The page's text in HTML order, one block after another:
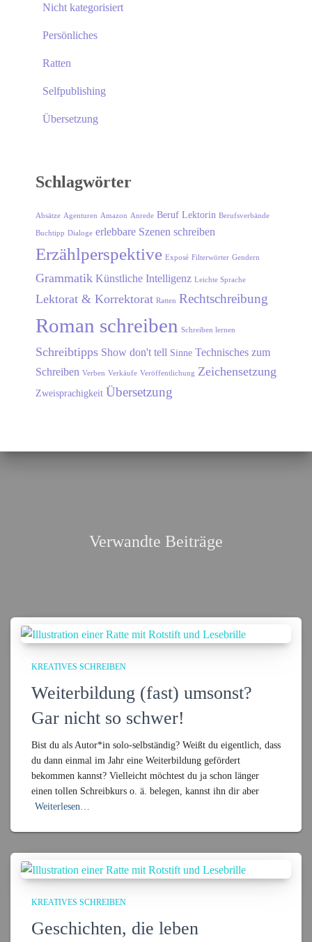
Nicht kategorisiert
Persönliches
Ratten
Selfpublishing
Übersetzung
Schlagwörter
Absätze Agenturen Amazon Anrede Beruf Lektorin Berufsverbände
Buchtipp Dialoge erlebbare Szenen schreiben
Erzählperspektive Exposé Filterwörter Gendern
Grammatik Künstliche Intelligenz Leichte Sprache
Lektorat & Korrektorat Ratten Rechtschreibung
Roman schreiben Schreiben lernen
Schreibtipps Show don't tell Sinne Technisches zum
Schreiben Verben Verkäufe Veröffentlichung Zeichensetzung
Zweisprachigkeit Übersetzung
Verwandte Beiträge
KREATIVES SCHREIBEN
Weiterbildung (fast) umsonst?
Gar nicht so schwer!
Bist du als Autor*in solo-selbständig? Weißt du eigentlich, dass
du dann einmal im Jahr eine Weiterbildung gefördert
bekommen kannst? Vielleicht möchtest du ja schon länger
einen tollen Schreibkurs o. ä. belegen, kannst ihn dir aber
Weiterlesen…
KREATIVES SCHREIBEN
Geschichten, die leben